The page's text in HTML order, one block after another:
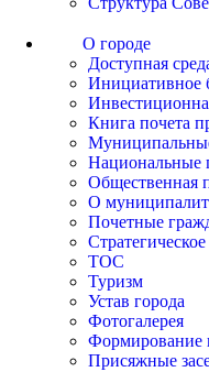
О городе
Доступная
Инициативное
Книга почета
Национальные
Общественная
О
Почетные
ТОС
Туризм
Устав города
Фотогалерея
Формирование
Присяжные